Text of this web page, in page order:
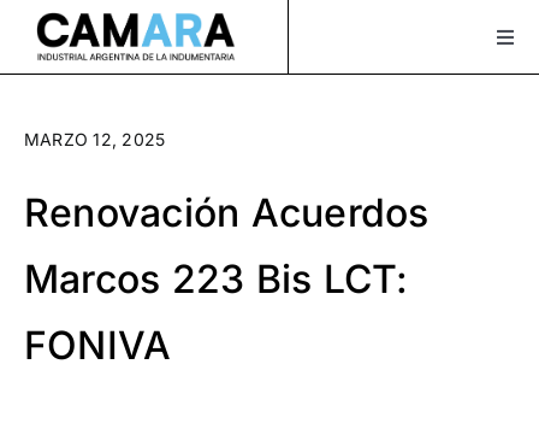
Saltar
contenido
Servicios
Actualidad
Bolsa de Trabajo
XLAVIDA
MARZO 12, 2025
Renovación Acuerdos
Marcos 223 Bis LCT:
FONIVA